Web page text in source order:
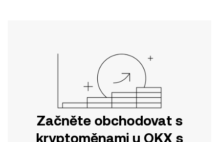
Začněte obchodovat s
kryptoměnami u OKX s